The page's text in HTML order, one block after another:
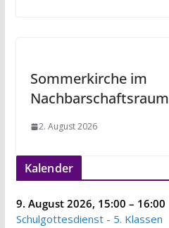
Sommerkirche im
Nachbarschaftsraum
2. August 2026
Kalender
9. August 2026, 15:00 – 16:00
Schulgottesdienst - 5. Klassen